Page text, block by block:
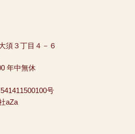
須３丁目４－６
年中無休
号
aZa